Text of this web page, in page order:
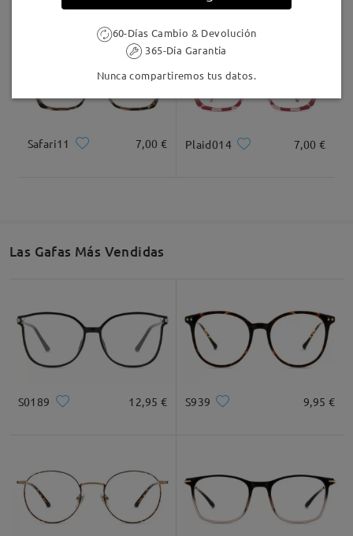
Safari11 7,00 € Plaid014 7,00 €
Las Gafas Más Vendidas
S0189 12,95 € S939 9,95 €
60-Días Cambio & Devolución
365-Día Garantía
Nunca compartiremos tus datos.